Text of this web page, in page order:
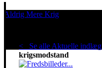
Aldrig Mere Krig
< Se alle Aktuelle indlæg
krigsmodstand